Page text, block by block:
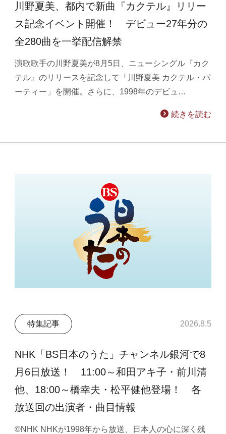
川野夏美、都内で新曲『カクテル』リリー
ス記念イベント開催！ デビュー27年分の
全280曲を一挙配信解禁
演歌歌手の川野夏美が8月5日、ニューシングル『カク
テル』のリリースを記念して「川野夏美 カクテル・パ
ーティー」を開催。さらに、1998年のデビュ…
続きを読む
特集記事 2026.8.5
NHK「BS日本のうた」チャンネル銀河で8
月6日放送！ 11:00～和田アキ子・前川清
他、18:00～橋幸夫・松平健他登場！ 各
放送回の出演者・曲目情報
©NHK NHKが1998年から放送、日本人の心に深く残